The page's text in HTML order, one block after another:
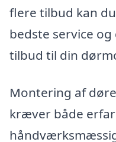
flere tilbud kan
bedste service
tilbud til din
Montering af
kræver både